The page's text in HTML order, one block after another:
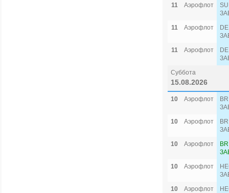
11 Аэрофлот
11
Аэрофлот
11
Аэрофлот
Суббота
15.08.2026
10 Аэрофлот
10
Аэрофлот
10
Аэрофлот
10
Аэрофлот
10
Аэрофлот